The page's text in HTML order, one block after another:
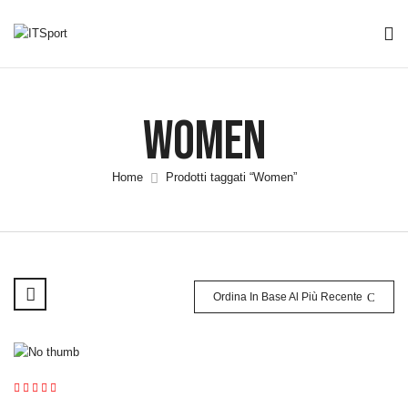
Women
Home Prodotti taggati “Women”
Ordina In Base Al Più Recente